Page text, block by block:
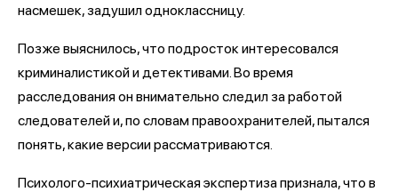
насмешек, задушил одноклассницу.
Позже выяснилось, что подросток интересовался
криминалистикой и детективами. Во время
расследования он внимательно следил за работой
следователей и, по словам правоохранителей, пытался
понять, какие версии рассматриваются.
Психолого-психиатрическая экспертиза признала, что в